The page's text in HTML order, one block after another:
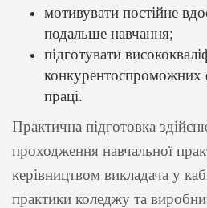
мотивувати постійне
подальше навчання;
підготувати
конкурентоспроможних
праці.
Практична підготовка
проходження навчальної
керівництвом викладача у
практики коледжу та